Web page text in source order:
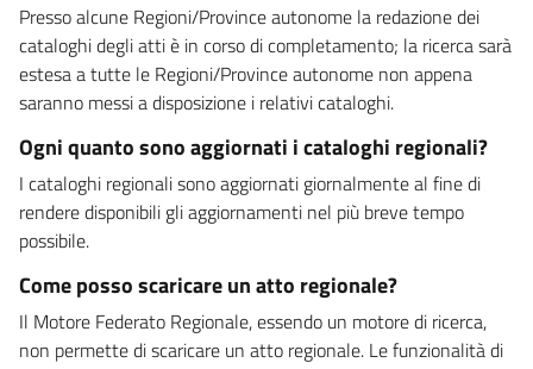
Presso alcune Regioni/Province autonome la redazione dei
cataloghi degli atti è in corso di completamento; la ricerca sarà
estesa a tutte le Regioni/Province autonome non appena
saranno messi a disposizione i relativi cataloghi.
Ogni quanto sono aggiornati i cataloghi regionali?
I cataloghi regionali sono aggiornati giornalmente al fine di
rendere disponibili gli aggiornamenti nel più breve tempo
possibile.
Come posso scaricare un atto regionale?
Il Motore Federato Regionale, essendo un motore di ricerca,
non permette di scaricare un atto regionale. Le funzionalità di